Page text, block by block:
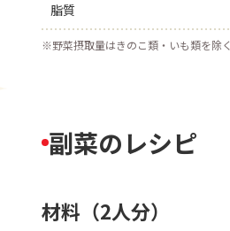
脂質
※野菜摂取量はきのこ類・いも類を除く
副菜のレシピ
材料（2人分）